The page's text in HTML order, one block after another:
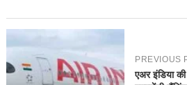
PREVIOUS
एअर इंडिया की